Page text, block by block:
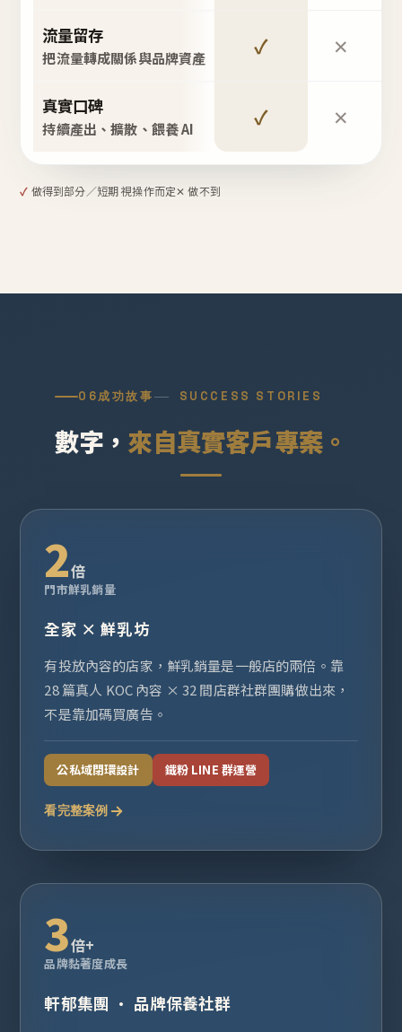
流量留存
把流量轉成關係與品牌資產 ✓ ✕
真實口碑
持續產出、擴散、餵養 AI ✓ ✕
✓ 做得到部分／短期 視操作而定✕ 做不到
06成功故事 SUCCESS STORIES
數字， 來自真實客戶專案。
2倍
門市鮮乳銷量
全家 × 鮮乳坊
有投放內容的店家，鮮乳銷量是一般店的兩倍。靠
28 篇真人 KOC 內容 × 32 間店群社群團購做出來，
不是靠加碼買廣告。
公私域閉環設計 鐵粉 LINE 群運營
看完整案例
3倍+
品牌黏著度成長
軒郁集團 · 品牌保養社群